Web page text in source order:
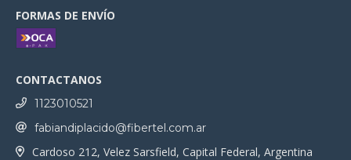
FORMAS DE ENVÍO
CONTACTANOS
1123010521
fabiandiplacido@fibertel.com.ar
Cardoso 212, Velez Sarsfield, Capital Federal, Argentina